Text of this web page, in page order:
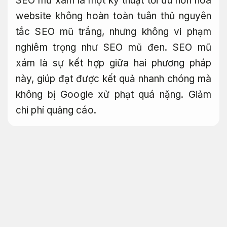
website không hoàn toàn tuân thủ nguyên
tắc SEO mũ trắng, nhưng không vi phạm
nghiêm trọng như SEO mũ đen. SEO mũ
xám là sự kết hợp giữa hai phương pháp
này, giúp đạt được kết quả nhanh chóng mà
không bị Google xử phạt quá nặng. Giảm
chi phí quảng cáo.